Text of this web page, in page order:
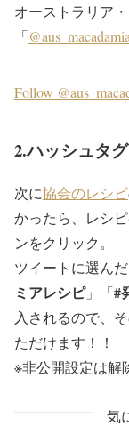
オーストラリア
「
Follow
2.ハッシュタ
次に協会のレシピ
かったら、レシ
ンをクリック。
ツイートに選ん
ミアレシピ」「#
入されるので、
ただけます！！
※非公開設定は解
気